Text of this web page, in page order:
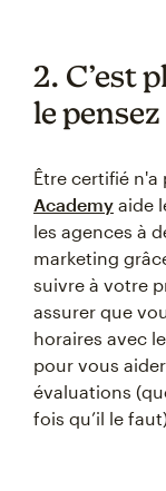
2. C’est
le pensez
Être certifié n'a
Academy aide
les agences à
marketing
suivre à votre
assurer que
horaires avec
pour vous
évaluations
fois qu’il le